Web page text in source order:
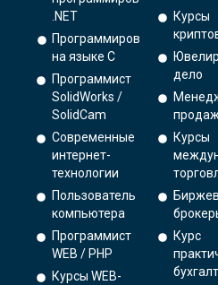
.NET
Программирование
на языке С
Программист
SolidWorks /
SolidCam
Современные
интернет-
технологии
Пользователь
компьютера
Программист
WEB / PHP
Курсы WEB-
Курсы
дело
Курсы
Курс